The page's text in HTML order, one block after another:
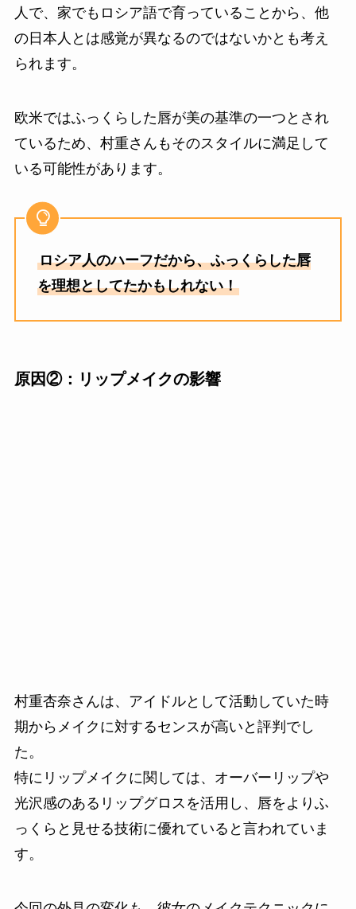
人で、家でもロシア語で育っていることから、他
の日本人とは感覚が異なるのではないかとも考え
られます。
欧米ではふっくらした唇が美の基準の一つとされ
ているため、村重さんもそのスタイルに満足して
いる可能性があります。
ロシア人のハーフだから、ふっくらした唇
を理想としてたかもしれない！
原因②：リップメイクの影響
村重杏奈さんは、アイドルとして活動していた時
期からメイクに対するセンスが高いと評判でし
た。
特にリップメイクに関しては、オーバーリップや
光沢感のあるリップグロスを活用し、唇をよりふ
っくらと見せる技術に優れていると言われていま
す。